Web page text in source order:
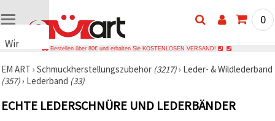
Wir
Cookies
🍪 Wir
Cookies
0
Bestellen über 80€ und erhalten Sie KOSTENLOSEN VERSAND!
EM ART › Schmuckherstellungszubehör (3217)› Leder- & Wildlederband
(357)› Lederband (33)
ECHTE LEDERSCHNÜRE UND LEDERBÄNDER